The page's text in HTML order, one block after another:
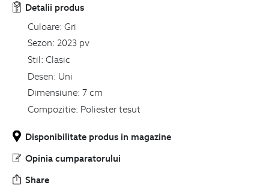
Detalii produs
Culoare: Gri
Sezon: 2023 pv
Stil: Clasic
Desen: Uni
Dimensiune: 7 cm
Compozitie: Poliester tesut
Disponibilitate produs in magazine
Opinia cumparatorului
Share